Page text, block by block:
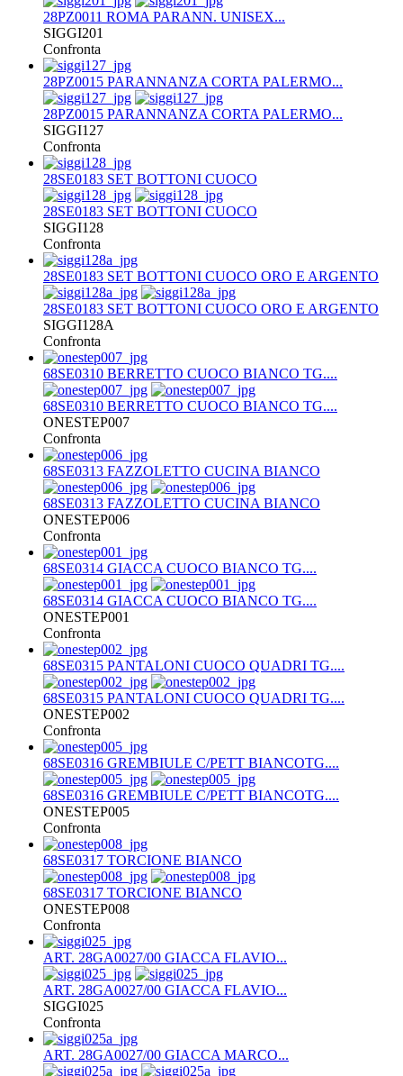
28PZ0011 ROMA PARANN. UNISEX...
SIGGI201
Confronta
28PZ0015 PARANNANZA CORTA PALERMO...
28PZ0015 PARANNANZA CORTA PALERMO...
SIGGI127
Confronta
28SE0183 SET BOTTONI CUOCO
28SE0183 SET BOTTONI CUOCO
SIGGI128
Confronta
28SE0183 SET BOTTONI CUOCO ORO E ARGENTO
28SE0183 SET BOTTONI CUOCO ORO E ARGENTO
SIGGI128A
Confronta
68SE0310 BERRETTO CUOCO BIANCO TG....
68SE0310 BERRETTO CUOCO BIANCO TG....
ONESTEP007
Confronta
68SE0313 FAZZOLETTO CUCINA BIANCO
68SE0313 FAZZOLETTO CUCINA BIANCO
ONESTEP006
Confronta
68SE0314 GIACCA CUOCO BIANCO TG....
68SE0314 GIACCA CUOCO BIANCO TG....
ONESTEP001
Confronta
68SE0315 PANTALONI CUOCO QUADRI TG....
68SE0315 PANTALONI CUOCO QUADRI TG....
ONESTEP002
Confronta
68SE0316 GREMBIULE C/PETT BIANCOTG....
68SE0316 GREMBIULE C/PETT BIANCOTG....
ONESTEP005
Confronta
68SE0317 TORCIONE BIANCO
68SE0317 TORCIONE BIANCO
ONESTEP008
Confronta
ART. 28GA0027/00 GIACCA FLAVIO...
ART. 28GA0027/00 GIACCA FLAVIO...
SIGGI025
Confronta
ART. 28GA0027/00 GIACCA MARCO...